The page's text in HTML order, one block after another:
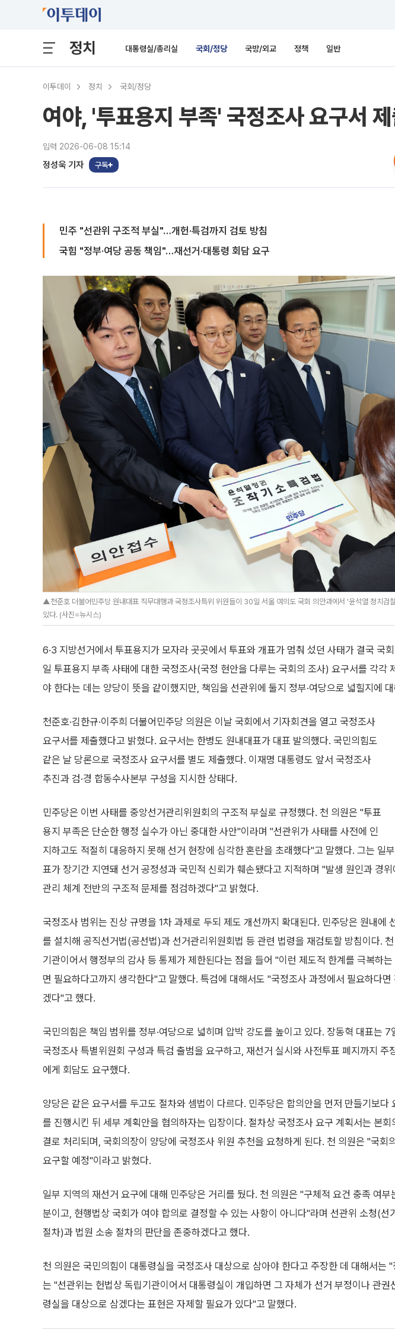
정치 대통령실/총리실 국회/정당 국방/외교 정책 일반
이투데이 정치 국회/정당
여야, '투표용지 부족' 국정조사 요구서
입력 2026-06-08 15:14
정성욱 기자 구독
민주 "선관위 구조적 부실"…개헌·특검까지 검토 방침
국힘 "정부·여당 공동 책임"…재선거·대통령 회담 요구
▲천준호 더불어민주당 원내대표 직무대행과 국정조사특위 위원들이 30일 서울 여의도 국회 의안과에서 '윤석열 정치검
있다. (사진=뉴시스)
6·3 지방선거에서 투표용지가 모자라 곳곳에서 투표와 개표가 멈춰 섰던 사태가 결국 국
일 투표용지 부족 사태에 대한 국정조사(국정 현안을 다루는 국회의 조사) 요구서를 각각
야 한다는 데는 양당이 뜻을 같이했지만, 책임을 선관위에 둘지 정부·여당으로 넓힐지에
천준호·김한규·이주희 더불어민주당 의원은 이날 국회에서 기자회견을 열고 국정조사
요구서를 제출했다고 밝혔다. 요구서는 한병도 원내대표가 대표 발의했다. 국민의힘도
같은 날 당론으로 국정조사 요구서를 별도 제출했다. 이재명 대통령도 앞서 국정조사
추진과 검·경 합동수사본부 구성을 지시한 상태다.
민주당은 이번 사태를 중앙선거관리위원회의 구조적 부실로 규정했다. 천 의원은 "투표
용지 부족은 단순한 행정 실수가 아닌 중대한 사안"이라며 "선관위가 사태를 사전에 인
지하고도 적절히 대응하지 못해 선거 현장에 심각한 혼란을 초래했다"고 말했다. 그는 일
표가 장기간 지연돼 선거 공정성과 국민적 신뢰가 훼손됐다고 지적하며 "발생 원인과 경
관리 체계 전반의 구조적 문제를 점검하겠다"고 밝혔다.
국정조사 범위는 진상 규명을 1차 과제로 두되 제도 개선까지 확대된다. 민주당은 원내에
를 설치해 공직선거법(공선법)과 선거관리위원회법 등 관련 법령을 재검토할 방침이다.
기관이어서 행정부의 감사 등 통제가 제한된다는 점을 들어 "이런 제도적 한계를 극복하
면 필요하다고까지 생각한다"고 말했다. 특검에 대해서도 "국정조사 과정에서 필요하다
겠다"고 했다.
국민의힘은 책임 범위를 정부·여당으로 넓히며 압박 강도를 높이고 있다. 장동혁 대표는
국정조사 특별위원회 구성과 특검 출범을 요구하고, 재선거 실시와 사전투표 폐지까지 주
에게 회담도 요구했다.
양당은 같은 요구서를 두고도 절차와 셈법이 다르다. 민주당은 합의안을 먼저 만들기보다
를 진행시킨 뒤 세부 계획안을 협의하자는 입장이다. 절차상 국정조사 요구 계획서는 본회
결로 처리되며, 국회의장이 양당에 국정조사 위원 추천을 요청하게 된다. 천 의원은 "국회
요구할 예정"이라고 밝혔다.
일부 지역의 재선거 요구에 대해 민주당은 거리를 뒀다. 천 의원은 "구체적 요건 충족 여
분이고, 현행법상 국회가 여야 합의로 결정할 수 있는 사항이 아니다"라며 선관위 소청(선
절차)과 법원 소송 절차의 판단을 존중하겠다고 했다.
천 의원은 국민의힘이 대통령실을 국정조사 대상으로 삼아야 한다고 주장한 데 대해서는
는 "선관위는 헌법상 독립기관이어서 대통령실이 개입하면 그 자체가 선거 부정이나 관
령실을 대상으로 삼겠다는 표현은 자제할 필요가 있다"고 말했다.